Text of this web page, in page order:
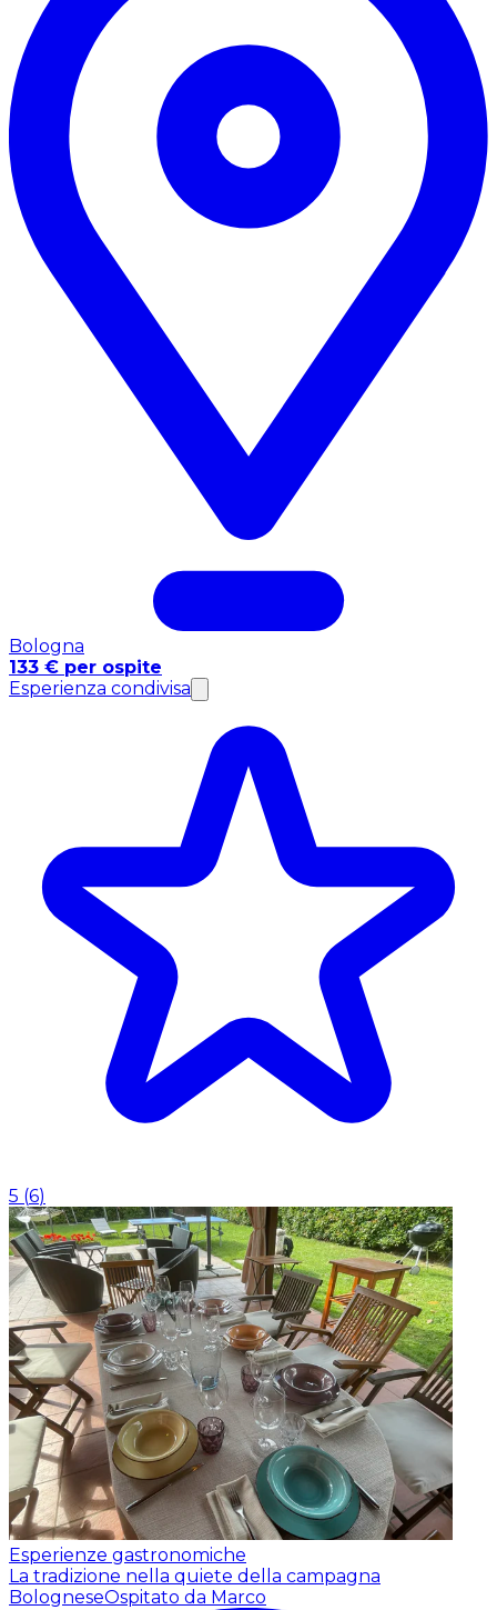
Bologna
133 € per ospite
Esperienza condivisa
5 (6)
Esperienze gastronomiche
La tradizione nella quiete della campagna
BologneseOspitato da Marco